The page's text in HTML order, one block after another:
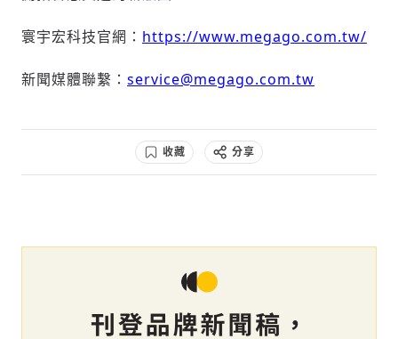
寰宇宏科技官網： https://www.megago.com.tw/
新聞媒體聯繫： service@megago.com.tw
收藏 分享